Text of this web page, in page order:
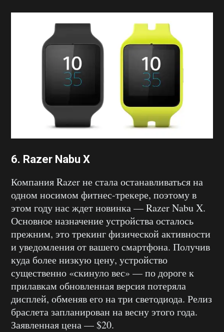
6. Razer Nabu X
Компания Razer не стала останавливаться на
одном носимом фитнес-трекере, поэтому в
этом году нас ждет новинка — Razer Nabu X.
Основное назначение устройства осталось
прежним, это трекинг физической активности
и уведомления от вашего смартфона. Получив
куда более низкую цену, устройство
существенно «скинуло вес» — по дороге к
прилавкам обновленная версия потеряла
дисплей, обменяв его на три светодиода. Релиз
браслета запланирован на весну этого года.
Заявленная цена — $20.